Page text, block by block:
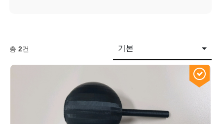
총2건 기본